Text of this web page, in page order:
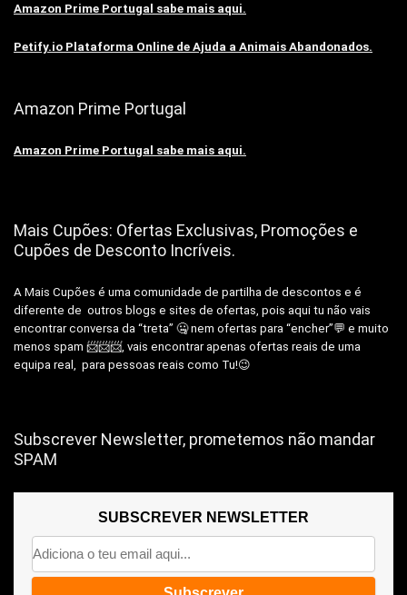
Amazon Prime Portugal sabe mais aqui.
Petify.io Plataforma Online de Ajuda a Animais Abandonados.
Amazon Prime Portugal
Amazon Prime Portugal sabe mais aqui.
Mais Cupões: Ofertas Exclusivas, Promoções e
Cupões de Desconto Incríveis.
A Mais Cupões é uma comunidade de partilha de descontos e é
diferente de outros blogs e sites de ofertas, pois aqui tu não vais
encontrar conversa da “treta” 🤐 nem ofertas para “encher”💬 e muito
menos spam 📨📨📨, vais encontrar apenas ofertas reais de uma
equipa real, para pessoas reais como Tu!😉
Subscrever Newsletter, prometemos não mandar
SPAM
SUBSCREVER NEWSLETTER